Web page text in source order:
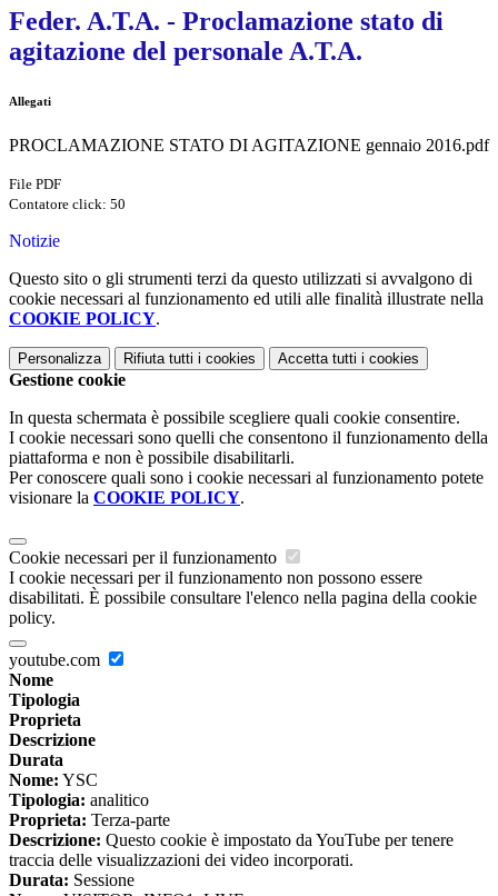
Feder. A.T.A. - Proclamazione stato di
agitazione del personale A.T.A.
Allegati
PROCLAMAZIONE STATO DI AGITAZIONE gennaio 2016.pdf
File PDF
Contatore click: 50
Notizie
Questo sito o gli strumenti terzi da questo utilizzati si avvalgono di
cookie necessari al funzionamento ed utili alle finalità illustrate nella
COOKIE POLICY.
Personalizza Rifiuta tutti i cookies Accetta tutti i cookies
Gestione cookie
In questa schermata è possibile scegliere quali cookie consentire.
I cookie necessari sono quelli che consentono il funzionamento della
piattaforma e non è possibile disabilitarli.
Per conoscere quali sono i cookie necessari al funzionamento potete
visionare la COOKIE POLICY.
Cookie necessari per il funzionamento
I cookie necessari per il funzionamento non possono essere
disabilitati. È possibile consultare l'elenco nella pagina della cookie
policy.
youtube.com
Nome
Tipologia
Proprieta
Descrizione
Durata
Nome: YSC
Tipologia: analitico
Proprieta: Terza-parte
Descrizione: Questo cookie è impostato da YouTube per tenere
traccia delle visualizzazioni dei video incorporati.
Durata: Sessione